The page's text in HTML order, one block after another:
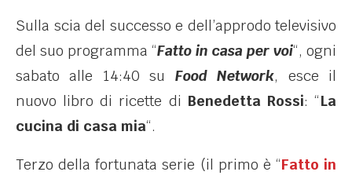
Sulla scia del successo e dell’approdo televisivo
del suo programma “Fatto in casa per voi“, ogni
sabato alle 14:40 su Food Network, esce il
nuovo libro di ricette di Benedetta Rossi: “La
cucina di casa mia“.
Terzo della fortunata serie (il primo è “Fatto in